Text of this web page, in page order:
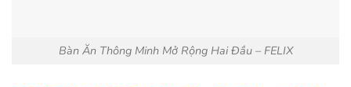
Bàn Ăn Thông Minh Mở Rộng Hai Đầu – FELIX